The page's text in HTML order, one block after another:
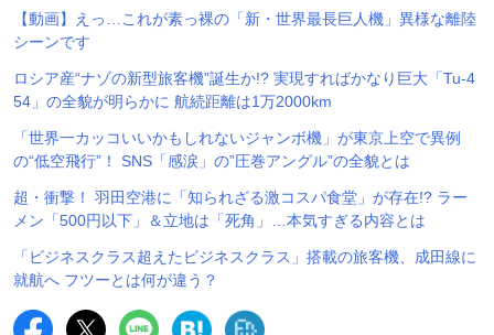
【動画】えっ…これが素っ裸の「新・世界最長巨人機」異様な離陸
シーンです
ロシア産“ナゾの新型旅客機”誕生か!? 実現すればかなり巨大「Tu-4
54」の全貌が明らかに 航続距離は1万2000km
「世界一カッコいいかもしれないジャンボ機」が東京上空で異例
の“低空飛行”！ SNS「感涙」の”圧巻アングル”の全貌とは
超・衝撃！ 羽田空港に「知られざる激コスパ食堂」が存在!? ラー
メン「500円以下」＆立地は「死角」…本気すぎる内容とは
「ビジネスクラス超えたビジネスクラス」搭載の旅客機、成田線に
就航へ フツーとは何が違う？